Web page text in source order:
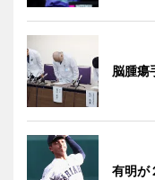
脳腫瘍
有明